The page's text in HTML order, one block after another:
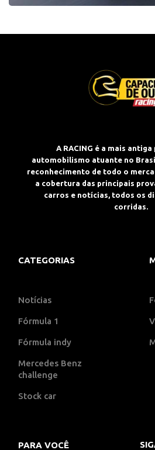
A RACING é a mais
automobilismo atuante no
reconhecimento de todo o
a cobertura das principais
carros e notícias, todos os
corridas.
CATEGORIAS
Notícias
Fórmula 1
Fórmula indy
Mercedes Benz
challenge
Stock car
PARA VOCÊ